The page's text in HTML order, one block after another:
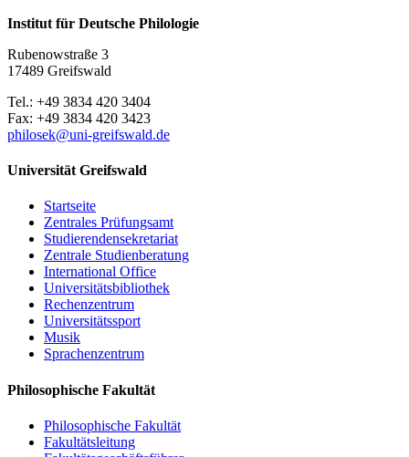
Initiative
historischen Amtes Eldena in den Akten der akademischen
Präfekturial– und Patronatsverwaltung im Greifswalder
Kaffeepause
Flurnamenforschung
Christoph Schmitt / Holger Meyer (Rostock): Perspektiven
und Potenziale eines digitalen Dienstes für Flurnamen aus
Mecklenburg, Vorpommern und dem nordwestlichen Polen
Resümee, Ausblick
Um Anmeldung per email bis 15. Mai 2017 wird gebeten:
Matthias Vollmer
Institut für Deutsche Philologie
Rubenowstraße 3
17489 Greifswald
Tel.: +49 3834 420 3404
Fax: +49 3834 420 3423
philosek@uni-greifswald.de
Universität Greifswald
Startseite
Zentrales Prüfungsamt
Studierendensekretariat
Zentrale Studienberatung
International Office
Universitätsbibliothek
Rechenzentrum
Universitätssport
Musik
Sprachenzentrum
Philosophische Fakultät
Philosophische Fakultät
Fakultätsleitung